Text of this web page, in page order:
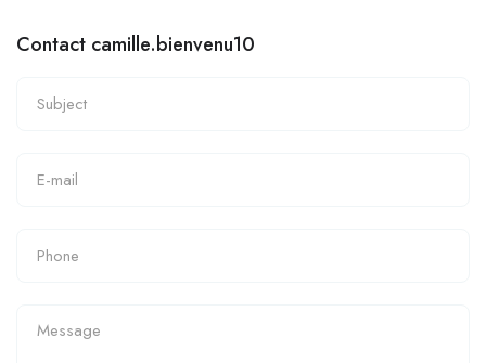
Contact camille.bienvenu10